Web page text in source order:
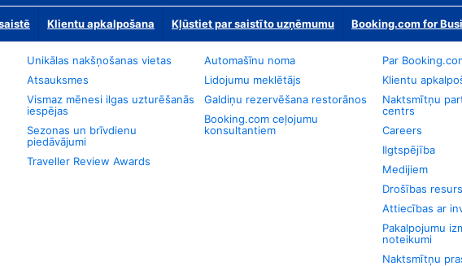
Klientu apkalpošana Kļūstiet par saistīto uzņēmumu Booking.com for
Unikālas nakšņošanas vietas
Atsauksmes
Vismaz mēnesi ilgas uzturēšanās
iespējas
Sezonas un brīvdienu
piedāvājumi
Traveller Review Awards
Automašīnu noma
Lidojumu meklētājs
Galdiņu rezervēšana restorānos
Booking.com ceļojumu
konsultantiem
Par
Klientu
Naktsmītņu
centrs
Careers
Ilgtspējība
Medijiem
Drošības
Attiecības ar
Pakalpojumu
noteikumi
Naktsmītņu